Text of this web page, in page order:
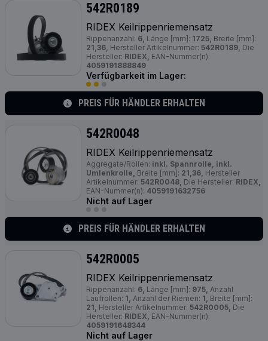
542R0189
RIDEX Keilrippenriemensatz
Rippenanzahl: 6, Länge [mm]: 1725, Breite [mm]:
21,36, Hersteller Artikelnummer: 542R0189, Die
Hersteller: RIDEX, EAN-Nummer(n):
4059191888849
Verfügbarkeit im Lager:
PREIS FÜR HÄNDLER ERHALTEN
542R0048
RIDEX Keilrippenriemensatz
Aggregate/Rollen: inkl. Spannrolle, inkl.
Umlenkrolle, Breite [mm]: 21,36, Hersteller
Artikelnummer: 542R0048, Die Hersteller: RIDEX,
EAN-Nummer(n): 4059191632756
Nicht auf Lager
PREIS FÜR HÄNDLER ERHALTEN
542R0005
RIDEX Keilrippenriemensatz
Rippenanzahl: 6, Länge [mm]: 975, Anzahl
Laufrollen: 1, Anzahl der Riemen: 1, Breite [mm]:
21, Hersteller Artikelnummer: 542R0005, Die
Hersteller: RIDEX, EAN-Nummer(n):
4059191648344
Nicht auf Lager